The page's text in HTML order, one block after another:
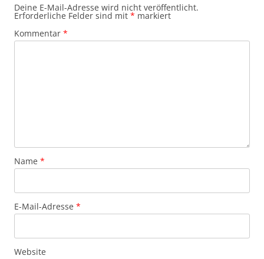
Deine E-Mail-Adresse wird nicht veröffentlicht.
Erforderliche Felder sind mit * markiert
Kommentar *
Name *
E-Mail-Adresse *
Website